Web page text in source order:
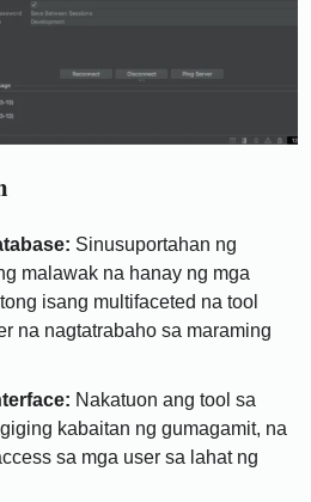
Sinusuportahan ng
malawak na hanay ng mga
isang multifaceted na tool
na nagtatrabaho sa maraming
Nakatuon ang tool sa
kabaitan ng gumagamit, na
sa mga user sa lahat ng